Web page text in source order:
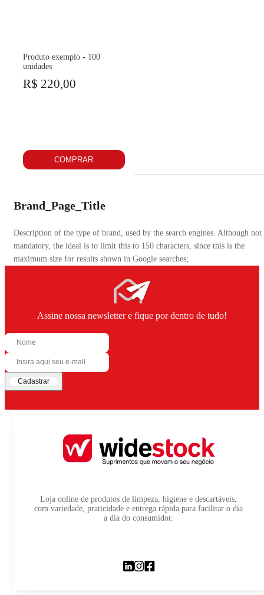
Produto exemplo - 100
unidades
R$ 220,00
COMPRAR
Brand_Page_Title
Description of the type of brand, used by the search engines. Although not
mandatory, the ideal is to limit this to 150 characters, since this is the
maximum size for results shown in Google searches;
Assine nossa newsletter e fique por dentro de tudo!
Cadastrar
Loja online de produtos de limpeza, higiene e descartáveis,
com variedade, praticidade e entrega rápida para facilitar o dia
a dia do consumidor.